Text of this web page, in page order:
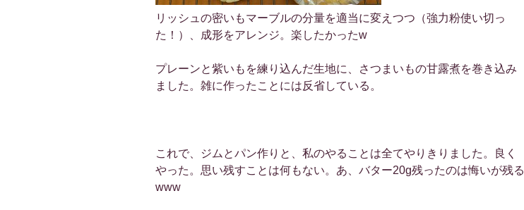
リッシュの密いもマーブルの分量を適当に変えつつ（強力粉使い切っ
た！）、成形をアレンジ。楽したかったw
プレーンと紫いもを練り込んだ生地に、さつまいもの甘露煮を巻き込み
ました。雑に作ったことには反省している。
これで、ジムとパン作りと、私のやることは全てやりきりました。良く
やった。思い残すことは何もない。あ、バター20g残ったのは悔いが残る
www